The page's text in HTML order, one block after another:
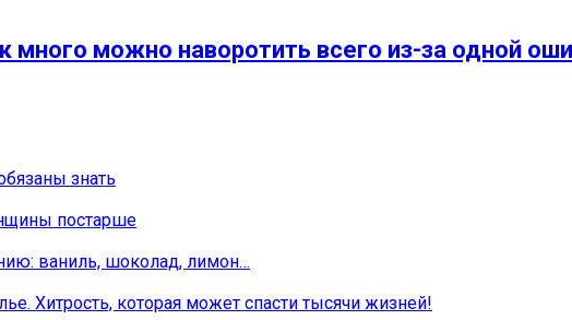
много можно наворотить всего из-за одной
знать
постарше
ваниль, шоколад, лимон…
Хитрость, которая может спасти тысячи жизней!